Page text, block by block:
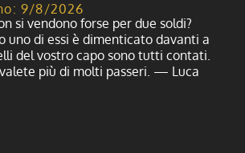
9/8/2026
si vendono forse per due soldi?
uno di essi è dimenticato davanti a
del vostro capo sono tutti contati.
più di molti passeri. — Luca